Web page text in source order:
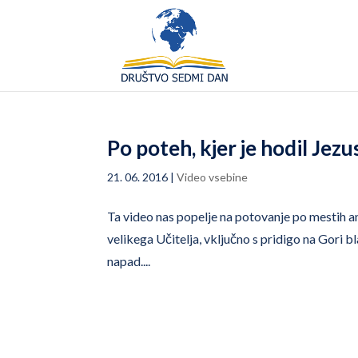
Po poteh, kjer je hodil
21. 06. 2016 |Video vsebine
Ta video nas popelje na potovanje po mestih
velikega Učitelja, vključno s pridigo na Gori
napad....